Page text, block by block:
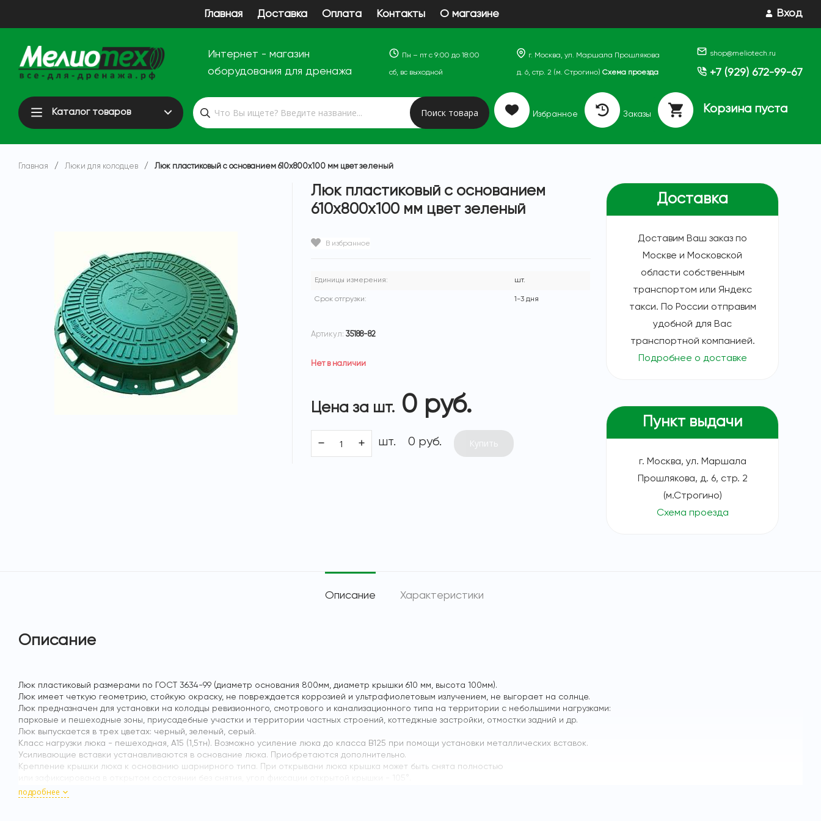
Главная Доставка Оплата Контакты О магазине Вход
Интернет - магазин
оборудования для дренажа
Пн – пт с 9:00 до 18:00
cб, вс выходной
г. Москва, ул. Маршала Прошлякова
д. 6, стр. 2 (м. Строгино) Схема проезда
shop@meliotech.ru
+7 (929) 672-99-67
Каталог товаров Поиск товара Избранное Заказы Корзина пуста
Главная / Люки для колодцев / Люк пластиковый с основанием 610х800х100 мм цвет зеленый
Люк пластиковый с основанием
610х800х100 мм цвет зеленый
В избранное
Единицы измерения: шт.
Срок отгрузки: 1-3 дня
Артикул:35188-82
Нет в наличии
Цена за шт. 0 руб.
шт. 0 руб. Купить
Доставка
Доставим Ваш заказ по
Москве и Московской
области собственным
транспортом или Яндекс
такси. По России отправим
удобной для Вас
транспортной компанией.
Подробнее о доставке
Пункт выдачи
г. Москва, ул. Маршала
Прошлякова, д. 6, стр. 2
(м.Строгино)
Схема проезда
Описание Характеристики
Описание
Люк пластиковый размерами по ГОСТ 3634-99 (диаметр основания 800мм, диаметр крышки 610 мм, высота 100мм).
Люк имеет четкую геометрию, стойкую окраску, не повреждается коррозией и ультрафиолетовым излучением, не выгорает на солнце.
Люк предназначен для установки на колодцы ревизионного, смотрового и канализационного типа на территории с небольшими нагрузками:
парковые и пешеходные зоны, приусадебные участки и территории частных строений, коттеджные застройки, отмостки задний и др.
Люк выпускается в трех цветах: черный, зеленый, серый.
Класс нагрузки люка - пешеходная, А15 (1,5тн). Возможно усиление люка до класса В125 при помощи установки металлических вставок.
Усиливающие вставки устанавливаются в основание люка. Приобретаются дополнительно.
Крепление крышки люка к основанию шарнирного типа. При открывани люка крышка может быть снята полностью
В закрытом состоянии люк фиксируется болтовым соединением.
подробнее